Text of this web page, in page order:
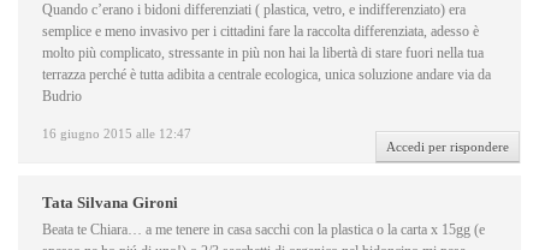
16 giugno 2015 alle 12:47
Quando c’erano i bidoni differenziati ( plastica, vetro, e indifferenziato) era
semplice e meno invasivo per i cittadini fare la raccolta differenziata, adesso è
molto più complicato, stressante in più non hai la libertà di stare fuori nella tua
terrazza perché è tutta adibita a centrale ecologica, unica soluzione andare via da
Budrio
Accedi per rispondere
Tata Silvana Gironi
Beata te Chiara… a me tenere in casa sacchi con la plastica o la carta x 15gg (e